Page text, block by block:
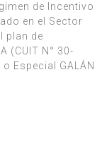
de Incentivo
en el Sector
plan de
(CUIT N° 30-
Especial GALÁN